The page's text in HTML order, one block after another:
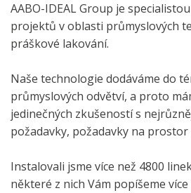
AABO-IDEAL Group je
projektů v oblasti průmyslových
práškové lakování.
Naše technologie dodáváme do
průmyslových odvětví, a proto
jedinečných zkušeností s
požadavky, požadavky na prostor
Instalovali jsme více než 4800
některé z nich Vám popíšeme